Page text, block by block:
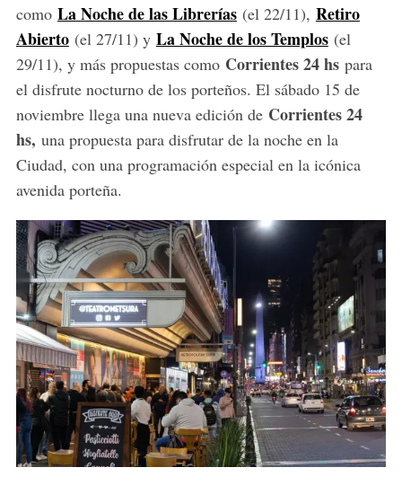
como La Noche de las Librerías(el 22/11), Retiro
Abierto(el 27/11) y La Noche de los Templos(el
29/11), y más propuestas como Corrientes 24 hs para
el disfrute nocturno de los porteños. El sábado 15 de
noviembre llega una nueva edición de Corrientes 24
hs, una propuesta para disfrutar de la noche en la
Ciudad, con una programación especial en la icónica
avenida porteña.